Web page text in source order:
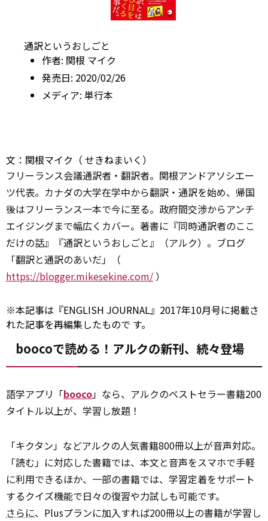
通訳というおしごと
作者: 関根 マイク
発売日: 2020/02/26
メディア: 単行本
文：関根マイク（ せきねまいく）
フリーランス会議通訳者・翻訳者。関根アンドアソシエー
ツ代表。カナダの大学在学中から翻訳・通訳を始め、帰国
後はフリーランス一本で今に至る。政府間交渉からアンチ
エイジングまで幅広くカバー。著書に『同時通訳者のここ
だけの話』『通訳というおしごと』（アルク）。ブログ
「翻訳と通訳のあいだ」（
https://blogger.mikesekine.com/ ）
※本記事は『ENGLISH JOURNAL』2017年10月号に掲載さ
れた記事を再編集したもので す。
boocoで読める！アルクの新刊、続々登場
語学アプリ「booco」なら、アルクのベストセラー書籍200
タイトル以上が、学習し放題！
「キクタン」などアルクの人気書籍800冊以上が音声対応。
「読む」に対応した書籍では、本文と音声をスマホで手軽
に利用できるほか、一部の書籍では、学習定着をサポート
するクイズ機能で日々の復習や力試しも可能です。
さらに、Plusプランに加入すれば200冊以上の書籍が学習し